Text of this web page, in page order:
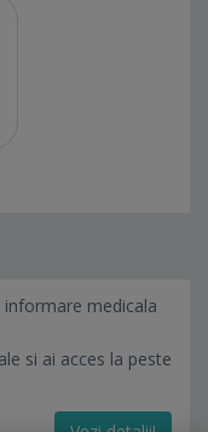
informare medicala
si ai acces la peste